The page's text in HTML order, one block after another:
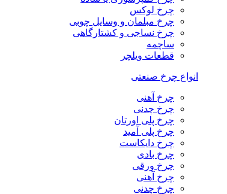
چرخ لوکس
چرخ مبلمان و وسایل چوبی
چرخ نساجی و کشتارگاهی
ساچمه
قطعات ویلچر
انواع چرخ صنعتی
چرخ آهنی
چرخ چدنی
چرخ پلی اورتان
چرخ پلی آمید
چرخ دایکاست
چرخ بادی
چرخ ورقی
چرخ آهنی
چرخ چدنی